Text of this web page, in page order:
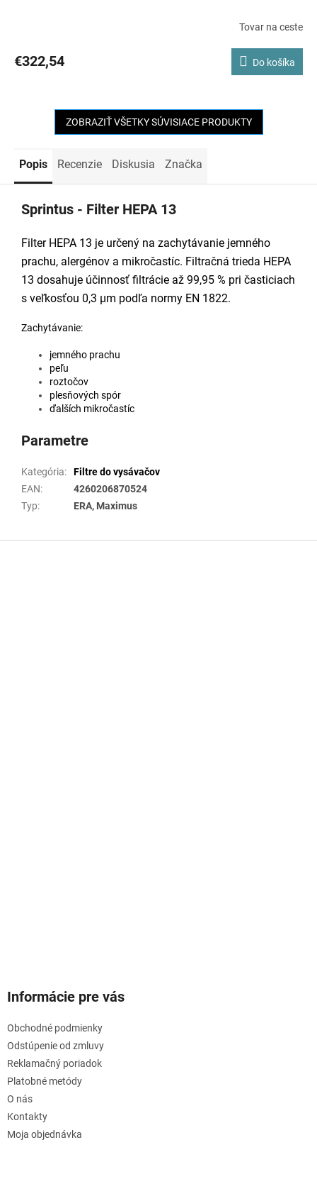
Tovar na ceste
€322,54 Do košíka
ZOBRAZIŤ VŠETKY SÚVISIACE PRODUKTY
Popis Recenzie Diskusia Značka
Sprintus - Filter HEPA 13
Filter HEPA 13 je určený na zachytávanie jemného
prachu, alergénov a mikročastíc. Filtračná trieda HEPA
13 dosahuje účinnosť filtrácie až 99,95 % pri časticiach
s veľkosťou 0,3 μm podľa normy EN 1822.
Zachytávanie:
jemného prachu
peľu
roztočov
plesňových spór
ďalších mikročastíc
Parametre
Kategória:
Filtre do vysávačov
EAN:
4260206870524
Typ: ERA, Maximus
Informácie pre vás
Obchodné podmienky
Odstúpenie od zmluvy
Reklamačný poriadok
Platobné metódy
O nás
Kontakty
Moja objednávka